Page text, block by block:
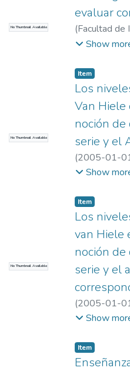
No Thumbnail Available
evaluar
(Facultad de
Tecnológico
Pedro Vicente
Matemática
Show
No Thumbnail Available
Item
Los
Van Hiele
noción de
serie y el
(2005-01-
Ceballos,
Matemática
Show
No Thumbnail Available
Item
Los
van Hiele
noción de
serie y el
(2005-01-
JARAMILLO,
Educación
U de A)
Show
Item